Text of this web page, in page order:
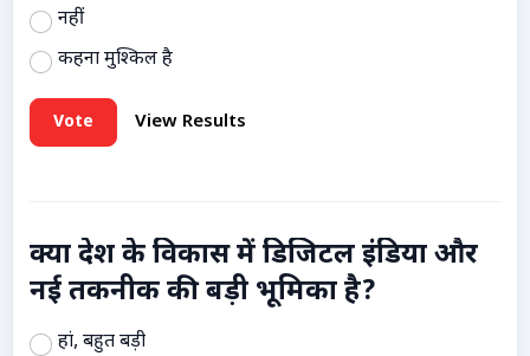
नहीं
कहना मुश्किल है
Vote View Results
क्या देश के विकास में डिजिटल इंडिया और
नई तकनीक की बड़ी भूमिका है?
हां, बहुत बड़ी